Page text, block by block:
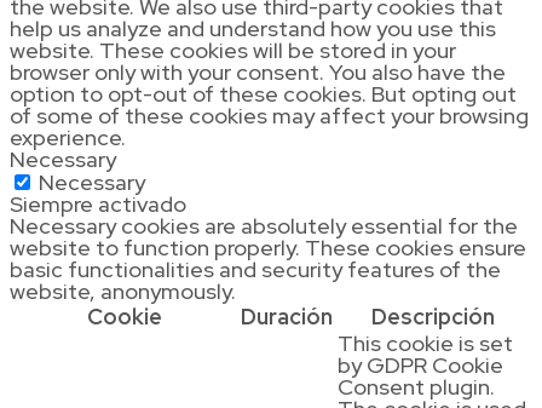
the website. We also use third-party cookies that
help us analyze and understand how you use this
website. These cookies will be stored in your
browser only with your consent. You also have the
option to opt-out of these cookies. But opting out
of some of these cookies may affect your browsing
experience.
Necessary
Necessary
Siempre activado
Necessary cookies are absolutely essential for the
website to function properly. These cookies ensure
basic functionalities and security features of the
website, anonymously.
Cookie
Duración Descripción
This cookie is set
by GDPR Cookie
Consent plugin.